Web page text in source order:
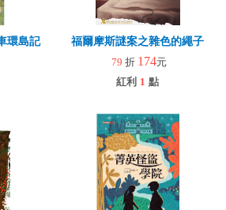
環島記（二版）福爾摩斯謎案之雜色的繩子
79 折 174元
紅利 1 點